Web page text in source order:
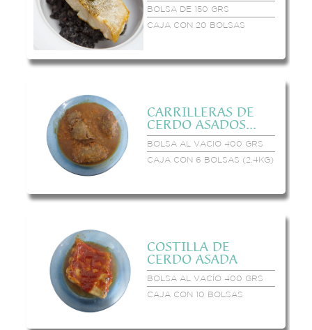
BOLSA DE 150 GRS
CAJA CON 20 BOLSAS
CARRILLERAS DE
CERDO ASADOS...
BOLSA AL VACIO 400 GRS
CAJA CON 6 BOLSAS (2.4KG)
COSTILLA DE
CERDO ASADA
BOLSA AL VACÍO 400 GRS
CAJA CON 10 BOLSAS